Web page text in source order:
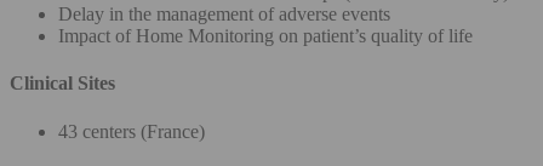
Delay in the management of adverse events
Impact of Home Monitoring on patient’s quality of life
Clinical Sites
43 centers (France)